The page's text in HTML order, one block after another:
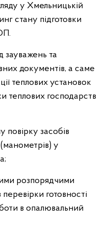
у Хмельницькій
стану підготовки
зауважень та
документів, а саме
теплових установок
теплових господарств
засобів
у
розпорядчими
готовності
в опалювальний